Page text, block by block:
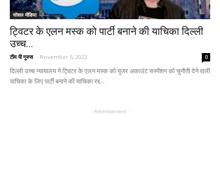
सोशल मीडिया
ट्विटर के एलन मस्क को पार्टी बनाने की याचिका दिल्ली
उच्च...
टीम पी गुरुस - November 5, 2022 0
दिल्ली उच्च न्यायालय ने ट्विटर के एलन मस्क को यूजर अकाउंट सस्पेंशन को चुनौती देने वाली
याचिका के लिए पार्टी बनाने की याचिका रद्द...
- Advertisement -